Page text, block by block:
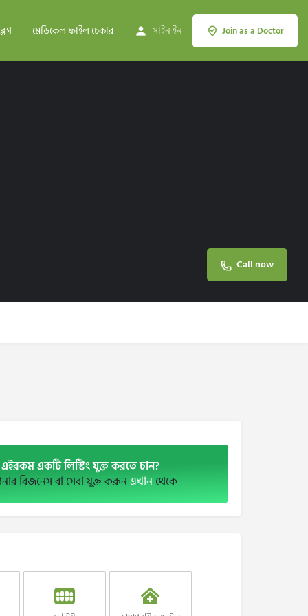
ব্লগ মেডিকেল ফাইল চেকার সাইন ইন Join as a Doctor
Call now
এইরকম একটি লিস্টিং যুক্ত করতে চান?
বিজনেস বা সেবা যুক্ত করুনএখানথেকে